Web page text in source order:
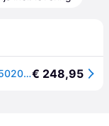
Pakketbrievenbus Lovisa Blauw - NCS S 5020-R90B€ 248,95